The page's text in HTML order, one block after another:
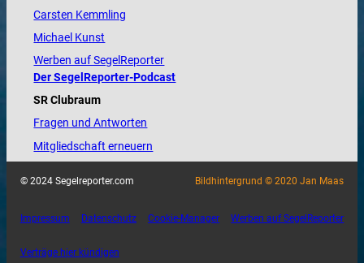
Carsten Kemmling
Michael Kunst
Werben auf SegelReporter
Der SegelReporter-Podcast
SR Clubraum
Fragen und Antworten
Mitgliedschaft erneuern
© 2024 Segelreporter.com Bildhintergrund © 2020 Jan Maas
Impressum Datenschutz Cookie-Manager Werben auf SegelReporter
Verträge hier kündigen